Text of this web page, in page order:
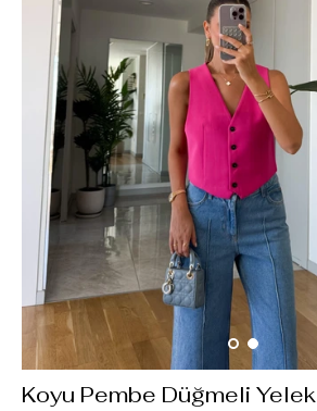
Koyu Pembe Düğmeli Yelek